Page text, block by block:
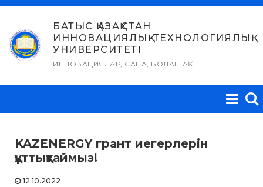
Skip
content
БАТЫС ҚАЗАҚСТАН
ИННОВАЦИЯЛЫҚ-ТЕХНОЛОГИЯЛЫҚ
УНИВЕРСИТЕТІ
ИННОВАЦИЯЛАР, САПА, БОЛАШАҚ
KAZENERGY грант иегерлерін
құттықтаймыз!
12.10.2022